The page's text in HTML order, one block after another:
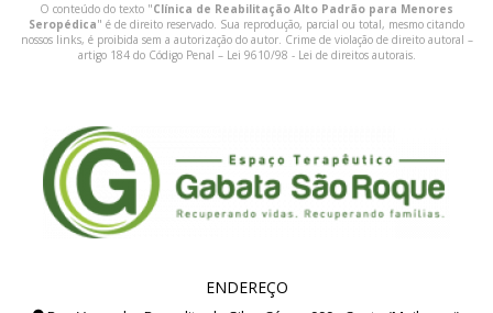
O conteúdo do texto "Clínica de Reabilitação Alto Padrão para Menores
Seropédica" é de direito reservado. Sua reprodução, parcial ou total, mesmo citando
nossos links, é proibida sem a autorização do autor. Crime de violação de direito autoral –
artigo 184 do Código Penal – Lei 9610/98 - Lei de direitos autorais.
ENDEREÇO